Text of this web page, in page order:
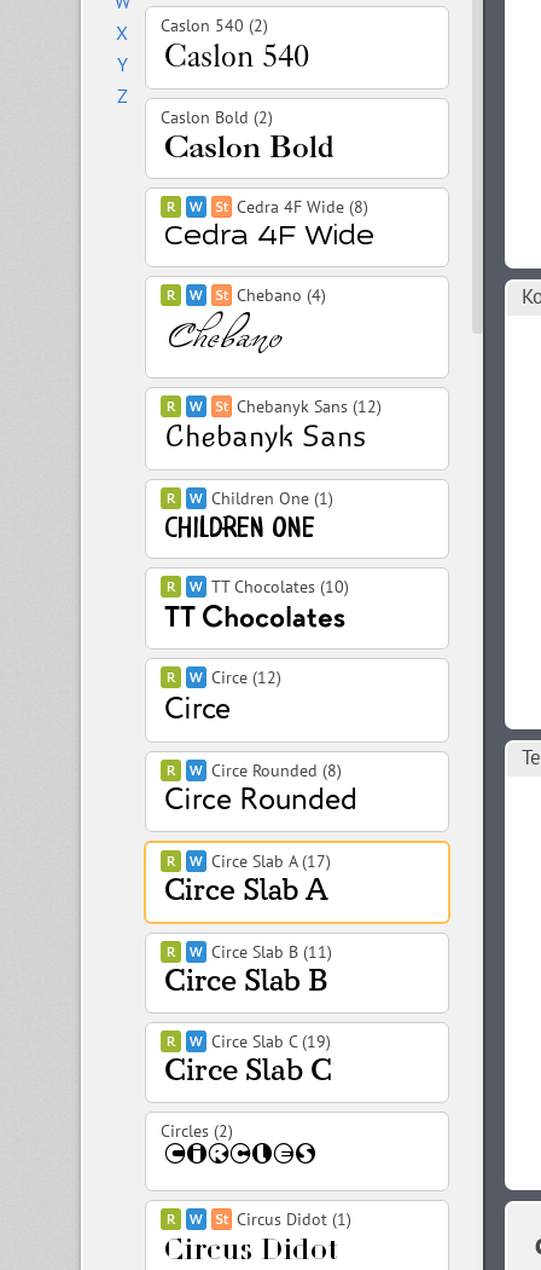
X
Y
Z
Caslon 540 (2)
Caslon Bold (2)
Cedra 4F Wide (8)
Chebano (4)
Chebanyk Sans (12)
Children One (1)
TT Chocolates (10)
Circe (12)
Circe Rounded (8)
Circe Slab A (17)
Circe Slab B (11)
Circe Slab C (19)
Circles (2)
Circus Didot (1)